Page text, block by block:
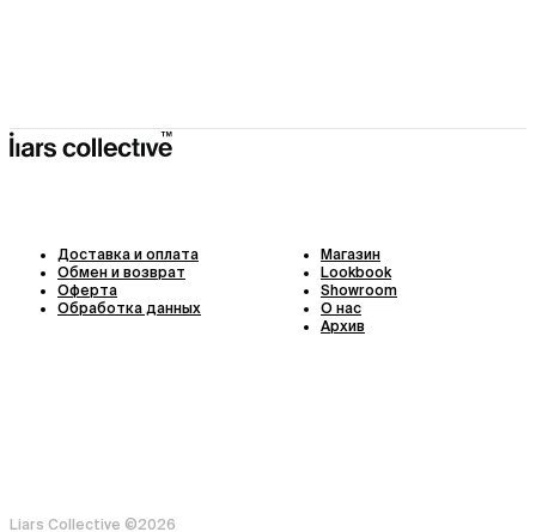
Liars Collective ©2026
Доставка и оплата
Обмен и возврат
Оферта
Обработка данных
Магазин
Lookbook
Showroom
О нас
Архив